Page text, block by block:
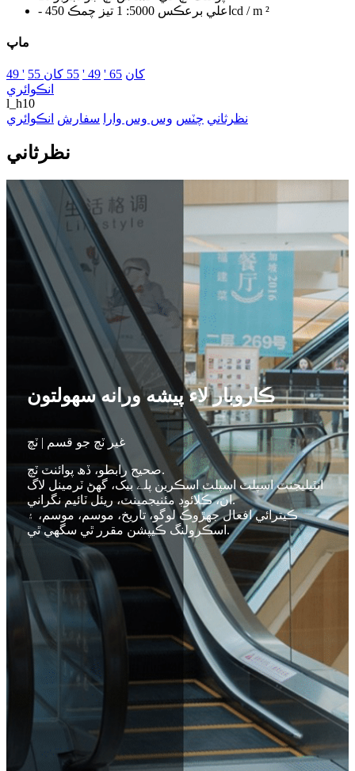
- اعلي برعڪس 5000: 1 تيز چمڪ 450cd / m ²
ماپ
49 ' 55 کان 65 '
49 '
55 کان
انڪوائري
l_h10
نظرثاني چٽس وس وس وارا سفارش انڪوائري
نظرثاني
ڪاروبار لاء پيشه ورانه سهولتون
غير ٽچ جو قسم | ٽچ
صحيح رابطو، ڏھ پوائنٽ ٽچ.
انٽيليجنٽ اسپلٽ اسپلٽ اسڪرين پلے بیک، گهڻ ٽرمينل لاگ
ان، ڪلائوڊ مئنيجمينٽ، ريئل ٽائيم نگراني.
ڪيترائي افعال جهڙوڪ لوگو، تاريخ، موسم، موسم، ۽
اسڪرولنگ ڪيپشن مقرر ٿي سگهي ٿي.